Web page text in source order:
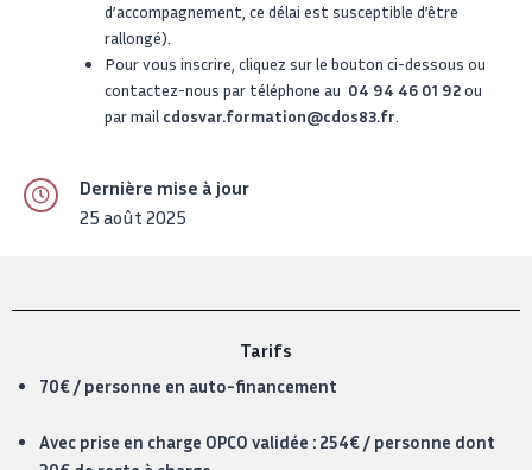
d’accompagnement, ce délai est susceptible d’être
rallongé).
Pour vous inscrire, cliquez sur le bouton ci-dessous ou
contactez-nous par téléphone au 04 94 46 01 92ou
par mail cdosvar.formation@cdos83.fr
Dernière mise à jour
25 août 2025
Tarifs
70€ / personne en auto-financement
Avec prise en charge OPCO validée : 254€ / personne dont